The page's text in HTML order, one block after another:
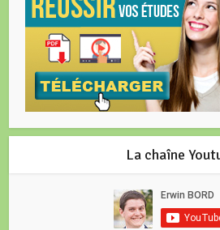
La chaîne